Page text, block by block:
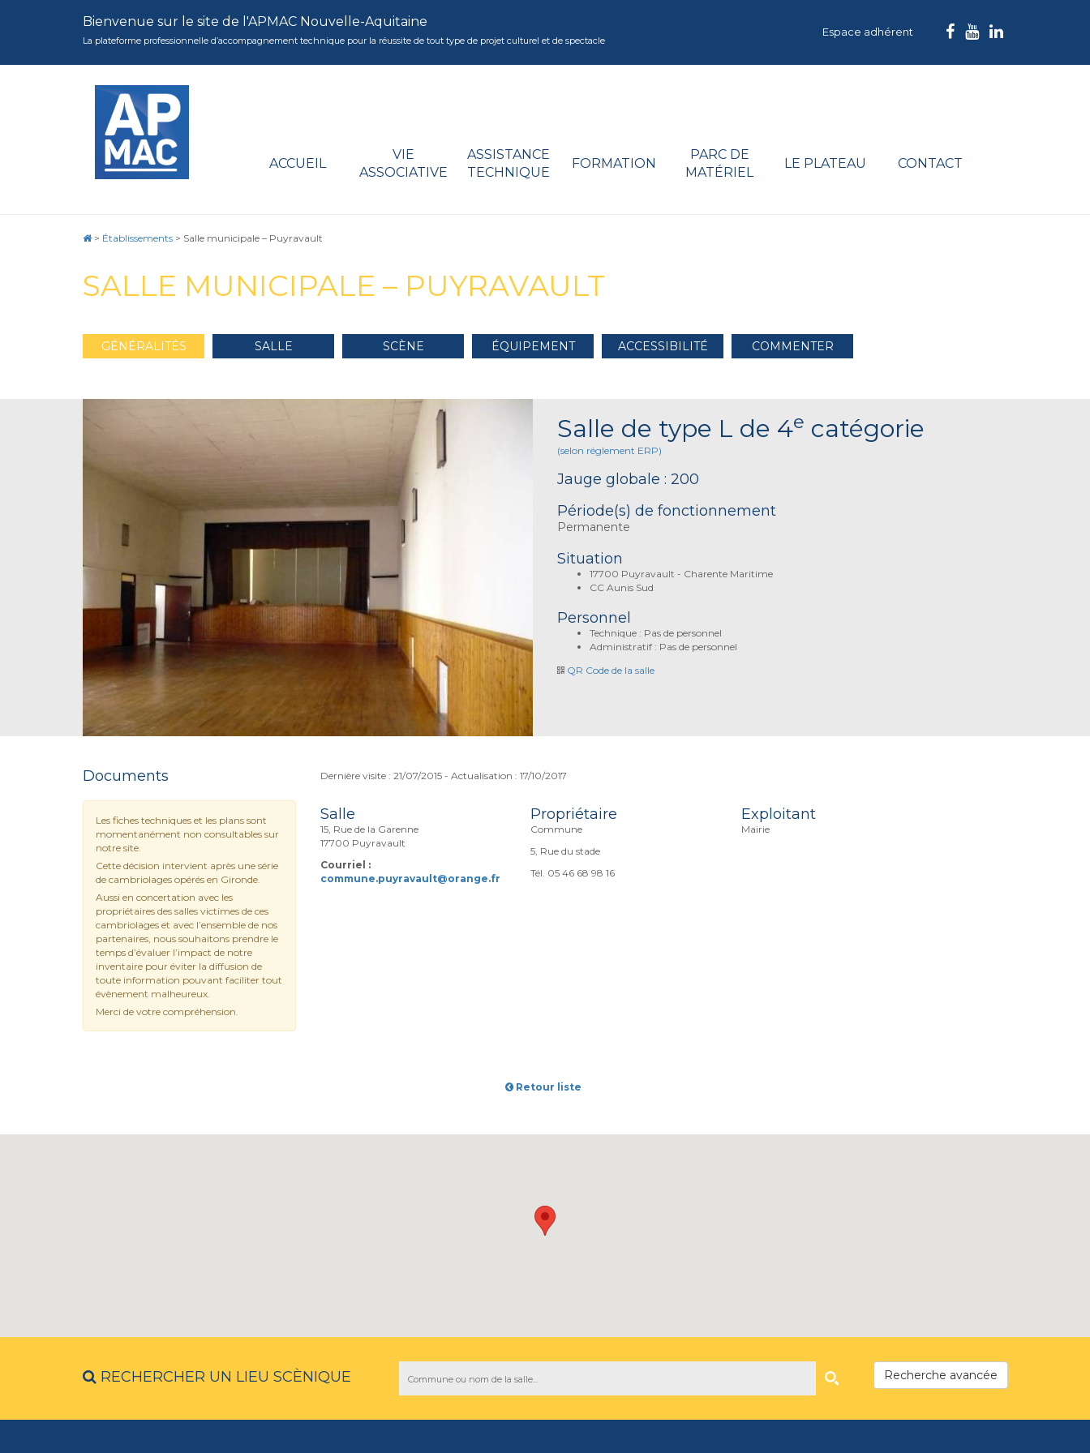
Bienvenue sur le site de l'APMAC Nouvelle-Aquitaine
La plateforme professionnelle d’accompagnement technique pour la réussite de tout type de projet culturel et de spectacle
Espace adhérent
ACCUEIL
VIE
ASSOCIATIVE
ASSISTANCE
TECHNIQUE
FORMATION
PARC DE
MATÉRIEL
LE PLATEAU CONTACT
> Établissements > Salle municipale – Puyravault
SALLE MUNICIPALE – PUYRAVAULT
GÉNÉRALITÉS SALLE SCÈNE ÉQUIPEMENT ACCESSIBILITÉ COMMENTER
Salle de type L de 4e catégorie
(selon réglement ERP)
Jauge globale : 200
Période(s) de fonctionnement
Permanente
Situation
17700 Puyravault - Charente Maritime
CC Aunis Sud
Personnel
Technique : Pas de personnel
Administratif : Pas de personnel
QR Code de la salle
Documents
Les fiches techniques et les plans sont
momentanément non consultables sur
notre site.
Cette décision intervient après une série
de cambriolages opérés en Gironde.
Aussi en concertation avec les
propriétaires des salles victimes de ces
cambriolages et avec l’ensemble de nos
partenaires, nous souhaitons prendre le
temps d’évaluer l’impact de notre
inventaire pour éviter la diffusion de
toute information pouvant faciliter tout
évènement malheureux.
Merci de votre compréhension.
Dernière visite : 21/07/2015 - Actualisation : 17/10/2017
Salle
15, Rue de la Garenne
17700 Puyravault
Courriel :
commune.puyravault@orange.fr
Propriétaire
Commune
5, Rue du stade
Tél. 05 46 68 98 16
Exploitant
Mairie
Retour liste
RECHERCHER UN LIEU SCÈNIQUE Recherche avancée